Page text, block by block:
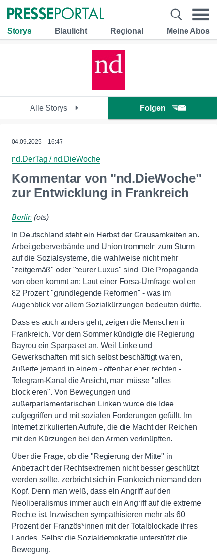
Storys Blaulicht Regional Meine Abos
Alle Storys Folgen
04.09.2025 – 16:47
nd.DerTag / nd.DieWoche
Kommentar von "nd.DieWoche"
zur Entwicklung in Frankreich
Berlin (ots)
In Deutschland steht ein Herbst der Grausamkeiten an.
Arbeitgeberverbände und Union trommeln zum Sturm
auf die Sozialsysteme, die wahlweise nicht mehr
"zeitgemäß" oder "teurer Luxus" sind. Die Propaganda
von oben kommt an: Laut einer Forsa-Umfrage wollen
82 Prozent "grundlegende Reformen" - was im
Augenblick vor allem Sozialkürzungen bedeuten dürfte.
Dass es auch anders geht, zeigen die Menschen in
Frankreich. Vor dem Sommer kündigte die Regierung
Bayrou ein Sparpaket an. Weil Linke und
Gewerkschaften mit sich selbst beschäftigt waren,
äußerte jemand in einem - offenbar eher rechten -
Telegram-Kanal die Ansicht, man müsse "alles
blockieren". Von Bewegungen und
außerparlamentarischen Linken wurde die Idee
aufgegriffen und mit sozialen Forderungen gefüllt. Im
Internet zirkulierten Aufrufe, die die Macht der Reichen
mit den Kürzungen bei den Armen verknüpften.
Über die Frage, ob die "Regierung der Mitte" in
Anbetracht der Rechtsextremen nicht besser geschützt
werden sollte, zerbricht sich in Frankreich niemand den
Kopf. Denn man weiß, dass ein Angriff auf den
Neoliberalismus immer auch ein Angriff auf die extreme
Rechte ist. Inzwischen sympathisieren mehr als 60
Prozent der Französ*innen mit der Totalblockade ihres
Landes. Selbst die Sozialdemokratie unterstützt die
Bewegung.